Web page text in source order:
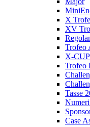
X
XV
Trofeo
X-
Trofeo
Tasse
Case